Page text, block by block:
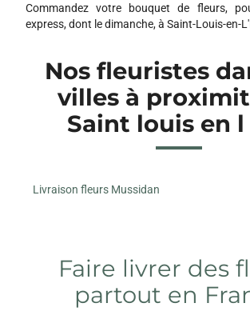
Commandez votre bouquet de fleurs,
express, dont le dimanche, à Saint-Louis-en-
Nos fleuristes
villes à
Saint louis en l
Livraison fleurs Mussidan
Faire livrer des
partout en